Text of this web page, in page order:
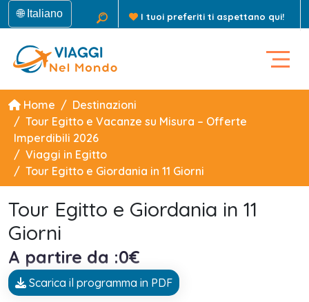
🌐 Italiano I tuoi preferiti ti aspettano qui!
Home
Destinazioni
Tour Egitto e Vacanze su Misura – Offerte
Imperdibili 2026
Viaggi in Egitto
Tour Egitto e Giordania in 11 Giorni
Tour Egitto e Giordania in 11
Giorni
A partire da :0€
Scarica il programma in PDF